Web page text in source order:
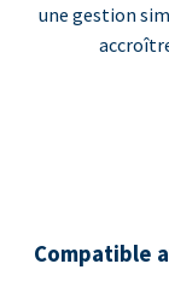
une gestion
Compatible